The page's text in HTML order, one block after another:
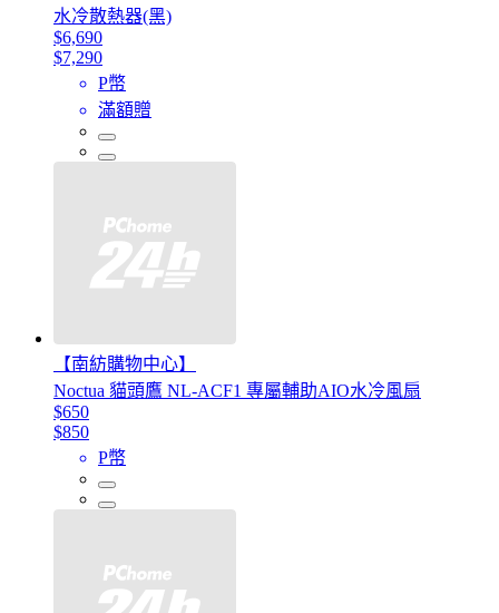
水冷散熱器(黑)
$6,690
$7,290
P幣
滿額贈
【南紡購物中心】
Noctua 貓頭鷹 NL-ACF1 專屬輔助AIO水冷風扇
$650
$850
P幣